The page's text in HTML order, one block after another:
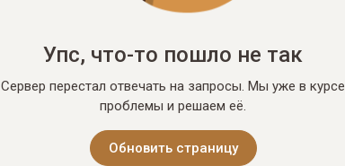
Упс, что-то пошло не так
Сервер перестал отвечать на запросы. Мы уже в курсе
проблемы и решаем её.
Обновить страницу